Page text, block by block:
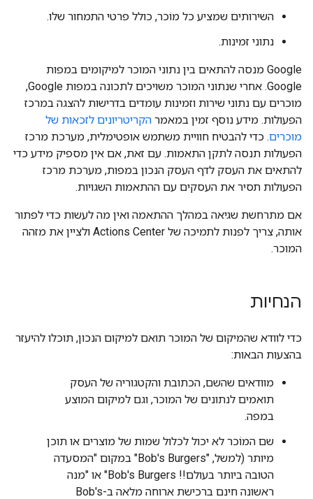
השירותים שמציע כל מוֹכר, כולל פרטי התמחור שלו.
נתוני זמינות.
Google מנסה להתאים בין נתוני המוכר למיקומים במפות
Google. אחרי שנתוני המוכר משויכים לתכונה במפות Google,
מוכרים עם נתוני שירות וזמינות עומדים בדרישות להצגה במרכז
הפעולות. מידע נוסף זמין במאמר הקריטריונים לזכאות של
מוכרים. כדי להבטיח חוויית משתמש אופטימלית, מערכת מרכז
הפעולות תנסה לתקן התאמות. עם זאת, אם אין מספיק מידע כדי
להתאים את העסק לדף העסק הנכון במפות, מערכת מרכז
הפעולות תסיר את העסקים עם ההתאמות השגויות.
אם מתרחשת שגיאה במהלך ההתאמה ואין מה לעשות כדי לפתור
אותה, צריך לפנות לתמיכה של Actions Center ולציין את מזהה
המוכר.
הנחיות
כדי לוודא שהמיקום של המוכר תואם למיקום הנכון, תוכלו להיעזר
בהצעות הבאות:
מוודאים שהשם, הכתובת והקטגוריה של העסק
תואמים לנתונים של המוכר, וגם למיקום המוצע
במפה.
שם המוֹכר לא יכול לכלול שמות של מוצרים או תוכן
מיותר (למשל, "Bob's Burgers" במקום "המסעדה
הטובה ביותר בעולם!! Bob's Burgers" או "מנה
ראשונה חינם ברכישת ארוחה מלאה ב-Bob's